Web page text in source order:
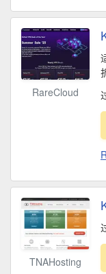
RareCloud
TNAHosting